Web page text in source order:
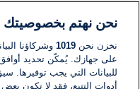
نحن نهتم بخصوصيتك
نخزن نحن 1019 وشركاؤنا
على جهازك. يُمكّن تحديد أوافق
للبيانات التي يجب توفيرها.
أدوات التتبع، فقد لا تكون